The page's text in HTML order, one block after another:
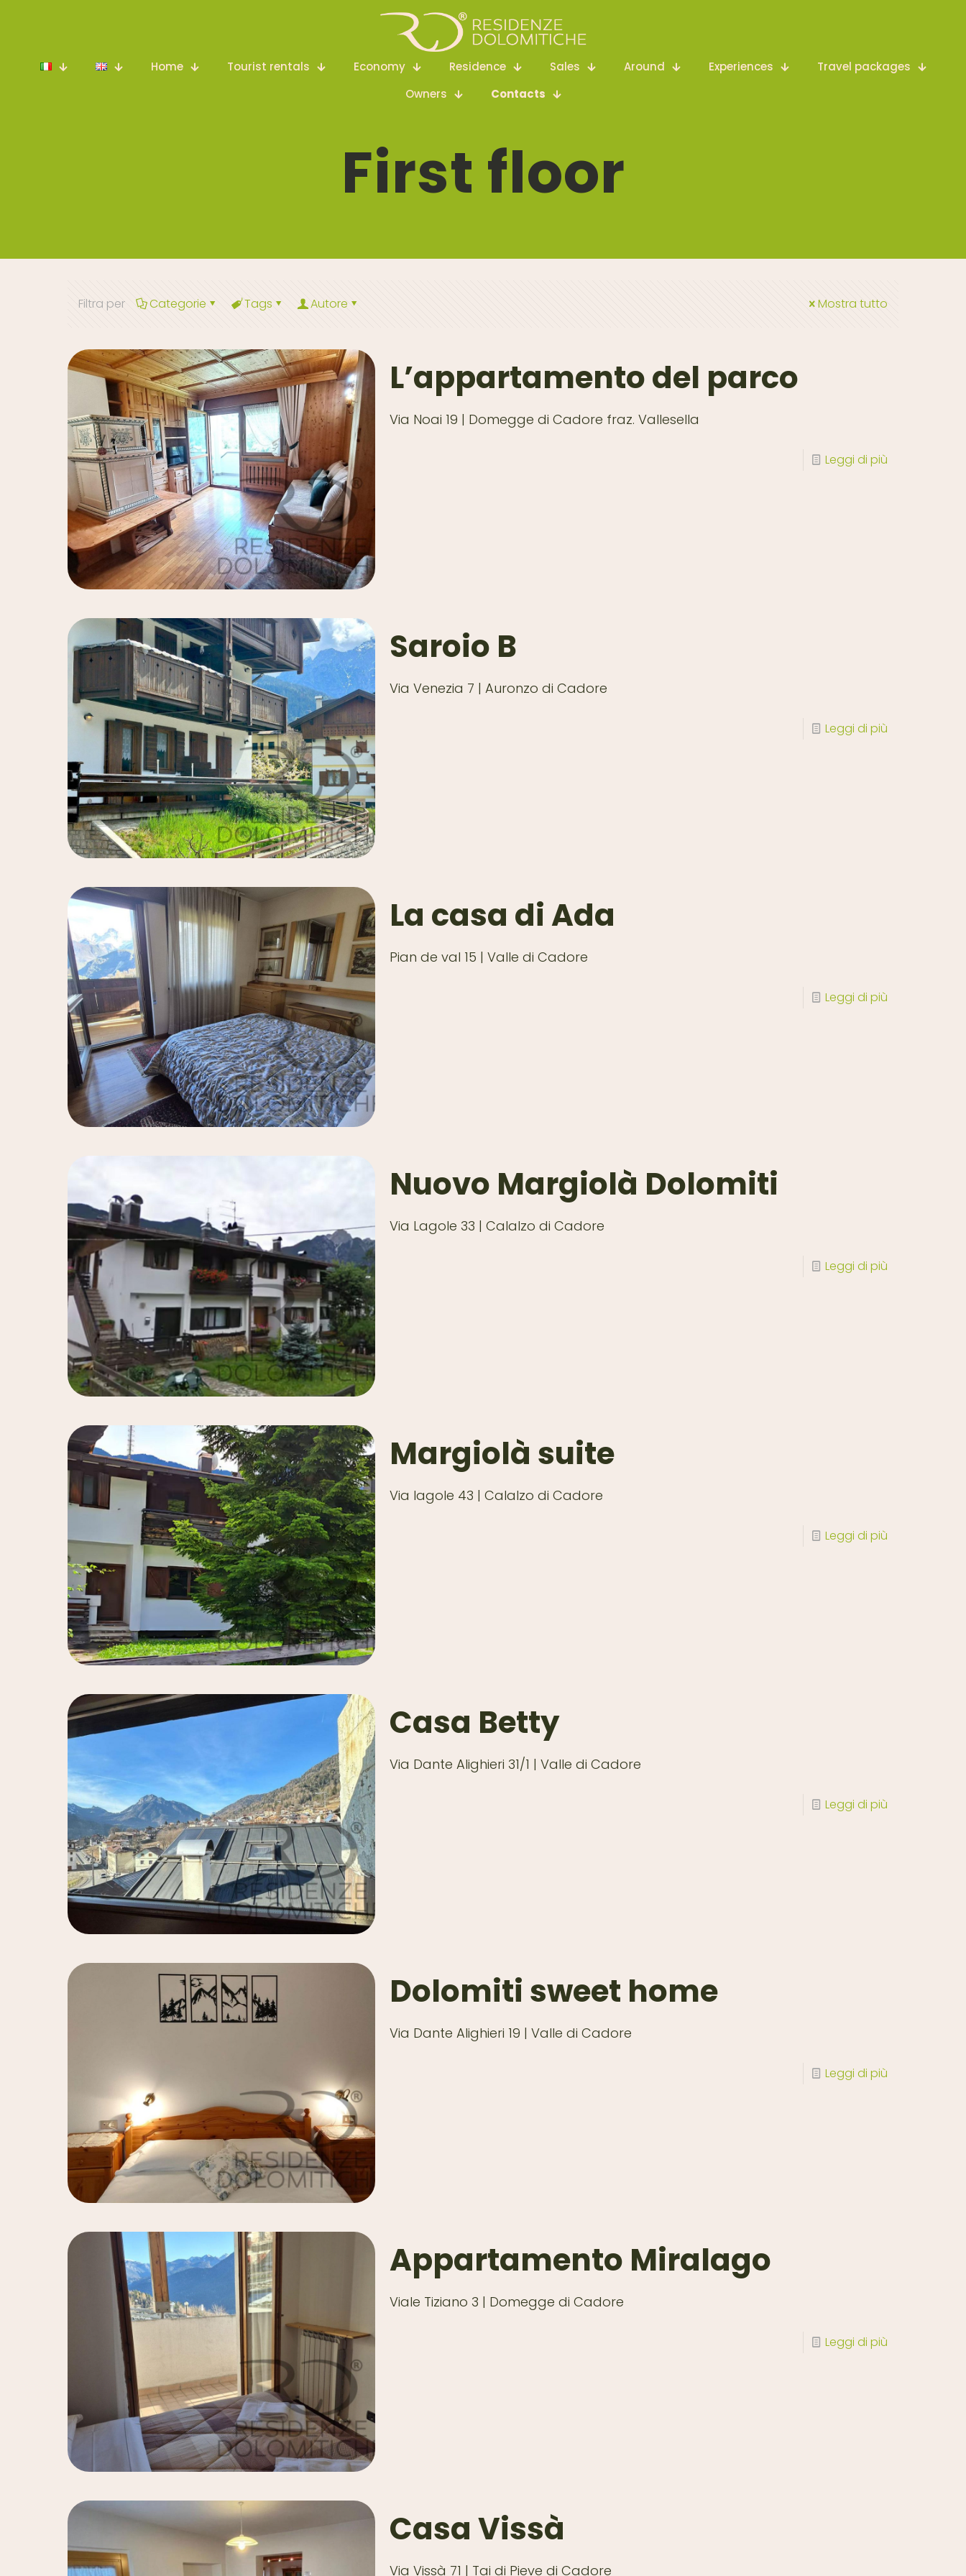
Home Tourist rentals Economy Residence Sales Around Experiences
Travel packages
Owners
Contacts
First floor
Filtra per Categorie Tags Autore Mostra tutto
L’appartamento del parco
Via Noai 19 | Domegge di Cadore fraz. Vallesella
Leggi di più
Saroio B
Via Venezia 7 | Auronzo di Cadore
Leggi di più
La casa di Ada
Pian de val 15 | Valle di Cadore
Leggi di più
Nuovo Margiolà Dolomiti
Via Lagole 33 | Calalzo di Cadore
Leggi di più
Margiolà suite
Via lagole 43 | Calalzo di Cadore
Leggi di più
Casa Betty
Via Dante Alighieri 31/1 | Valle di Cadore
Leggi di più
Dolomiti sweet home
Via Dante Alighieri 19 | Valle di Cadore
Leggi di più
Appartamento Miralago
Viale Tiziano 3 | Domegge di Cadore
Leggi di più
Casa Vissà
Via Vissà 71 | Tai di Pieve di Cadore